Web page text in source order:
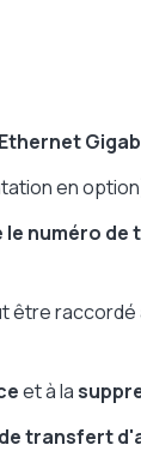
en
le numéro de
être raccordé
et à la
transfert